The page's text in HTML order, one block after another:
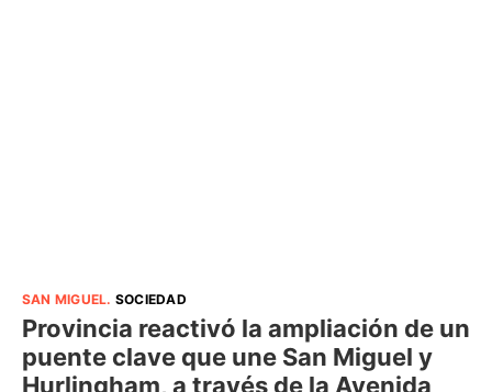
SAN MIGUEL. SOCIEDAD
Provincia reactivó la ampliación de un
puente clave que une San Miguel y
Hurlingham, a través de la Avenida